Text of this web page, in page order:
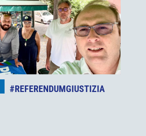
#REFERENDUMGIUSTIZIA